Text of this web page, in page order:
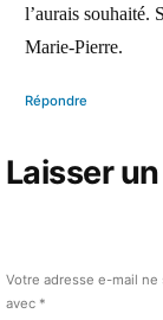
l’aurais souhaité.
Marie-Pierre.
Répondre
Laisser
Votre adresse e-mail ne
avec *